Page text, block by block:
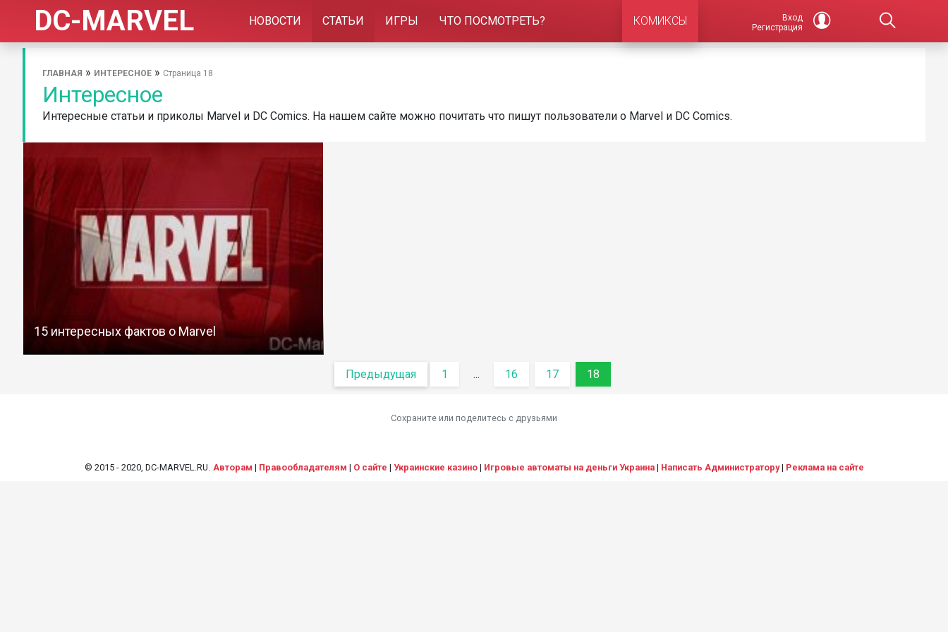
DC-MARVEL НОВОСТИ СТАТЬИ ИГРЫ ЧТО ПОСМОТРЕТЬ? КОМИКСЫ
Вход
Регистрация
ГЛАВНАЯ » ИНТЕРЕСНОЕ » Страница 18
Интересное
Интересные статьи и приколы Marvel и DC Comics. На нашем сайте можно почитать что пишут пользователи о Marvel и DC Comics.
15 интересных фактов о Marvel
Предыдущая 1 ... 16 17 18
Сохраните или поделитесь c друзьями
© 2015 - 2020, DC-MARVEL.RU. Авторам | Правообладателям | О сайте | Украинские казино| Игровые автоматы на деньги Украина| Написать Администратору| Реклама на сайте